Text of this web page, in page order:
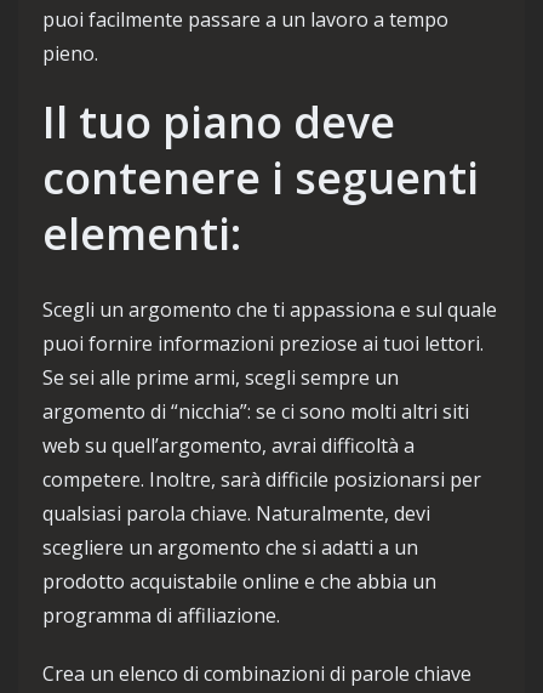
puoi facilmente passare a un lavoro a tempo
pieno.
Il tuo piano deve
contenere i seguenti
elementi:
Scegli un argomento che ti appassiona e sul quale
puoi fornire informazioni preziose ai tuoi lettori.
Se sei alle prime armi, scegli sempre un
argomento di “nicchia”: se ci sono molti altri siti
web su quell’argomento, avrai difficoltà a
competere. Inoltre, sarà difficile posizionarsi per
qualsiasi parola chiave. Naturalmente, devi
scegliere un argomento che si adatti a un
prodotto acquistabile online e che abbia un
programma di affiliazione.
Crea un elenco di combinazioni di parole chiave